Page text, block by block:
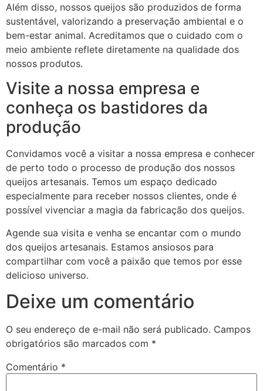
Além disso, nossos queijos são produzidos de forma
sustentável, valorizando a preservação ambiental e o
bem-estar animal. Acreditamos que o cuidado com o
meio ambiente reflete diretamente na qualidade dos
nossos produtos.
Visite a nossa empresa e
conheça os bastidores da
produção
Convidamos você a visitar a nossa empresa e conhecer
de perto todo o processo de produção dos nossos
queijos artesanais. Temos um espaço dedicado
especialmente para receber nossos clientes, onde é
possível vivenciar a magia da fabricação dos queijos.
Agende sua visita e venha se encantar com o mundo
dos queijos artesanais. Estamos ansiosos para
compartilhar com você a paixão que temos por esse
delicioso universo.
Deixe um comentário
O seu endereço de e-mail não será publicado. Campos
obrigatórios são marcados com *
Comentário *